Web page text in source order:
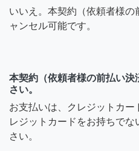
いいえ。本契約（依頼者様
ャンセル可能です。
本契約（依頼者様の前払い
さい。
お支払いは、クレジットカー
レジットカードをお持ちで
さい。